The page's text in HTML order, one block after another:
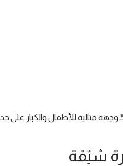
وجهة مثالية للأطفال والكبار على حد
شيّقة